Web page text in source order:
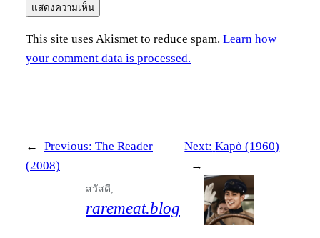
This site uses Akismet to reduce spam. Learn how
your comment data is processed.
← Previous: The Reader
(2008)
Next: Kapò (1960)
→
สวัสดี,
raremeat.blog